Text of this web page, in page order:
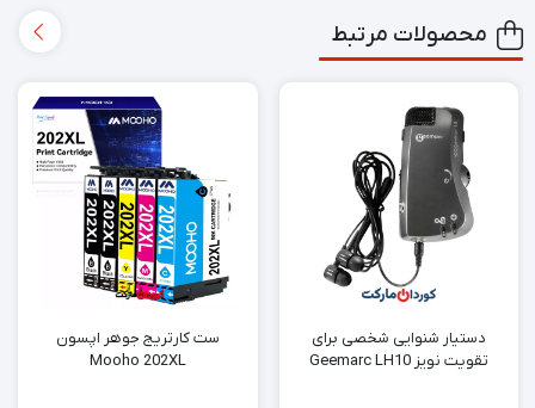
محصولات مرتبط
دستیار شنوایی شخصی برای
تقویت نویز Geemarc LH10
ست کارتریج جوهر اپسون
Mooho 202XL